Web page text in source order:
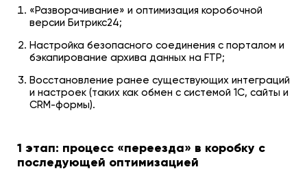
«Разворачивание» и оптимизация коробочной
версии Битрикс24;
Настройка безопасного соединения с порталом и
бэкапирование архива данных на FTP;
Восстановление ранее существующих интеграций
и настроек (таких как обмен с системой 1С, сайты и
CRM-формы).
1 этап: процесс «переезда» в коробку с
последующей оптимизацией